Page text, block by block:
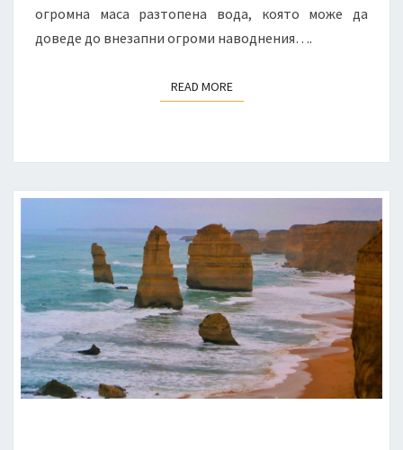
огромна маса разтопена вода, която може да
доведе до внезапни огроми наводнения….
READ MOREREAD MORE